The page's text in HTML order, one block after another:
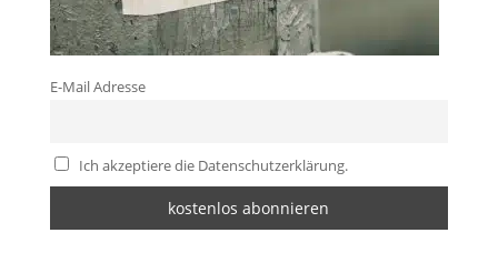
E-Mail Adresse
Ich akzeptiere die Datenschutzerklärung.